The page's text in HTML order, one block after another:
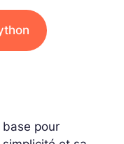
pour